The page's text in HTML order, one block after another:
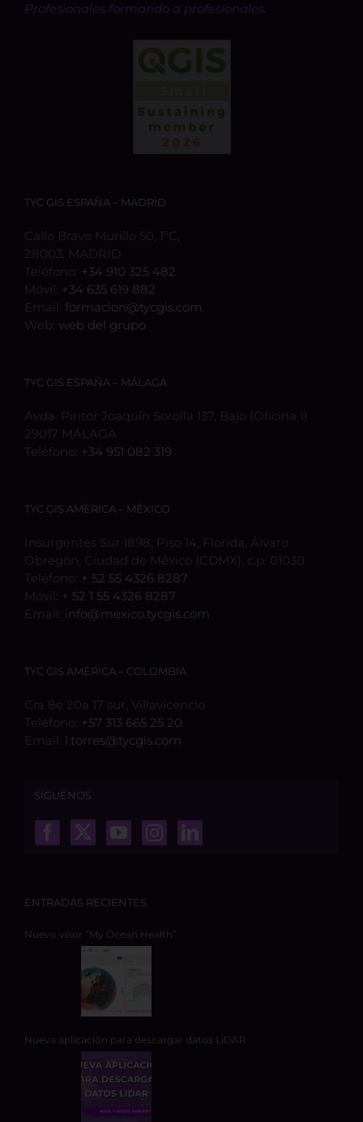
Profesionales formando a profesionales.
TYC GIS ESPAÑA – MADRID
Calle Bravo Murillo 50, 1ºC,
28003, MADRID
Teléfono: +34 910 325 482
Móvil: +34 635 619 882
Email: formacion@tycgis.com
Web: web del grupo
TYC GIS ESPAÑA – MÁLAGA
Avda. Pintor Joaquín Sorolla 137, Bajo (Oficina 1)
29017 MÁLAGA
Teléfono: +34 951 082 319
TYC GIS AMÉRICA – MÉXICO
Insurgentes Sur 1898, Piso 14, Florida, Álvaro
Obregón, Ciudad de México (CDMX), c.p. 01030
Teléfono: + 52 55 4326 8287
Móvil: + 52 1 55 4326 8287
Email: info@mexico.tycgis.com
TYC GIS AMÉRICA – COLOMBIA
Cra 8e 20a 17 sur, Villavicencio
Teléfono: +57 313 665 25 20
Email: l.torres@tycgis.com
SÍGUENOS
ENTRADAS RECIENTES
Nuevo visor “My Ocean Health”
Nueva aplicación para descargar datos LiDAR